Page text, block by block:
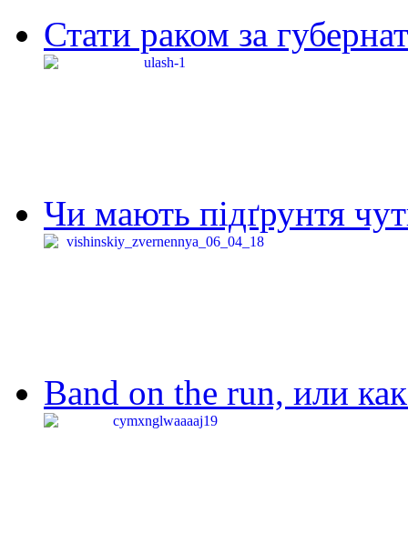
Стати раком за
Чи мають підґрунтя
Band on the run, или